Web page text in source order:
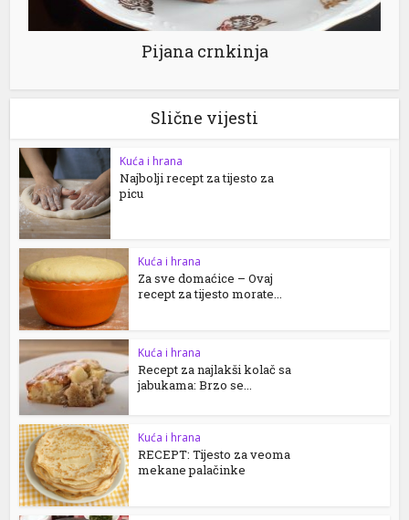
Pijana crnkinja
Slične vijesti
Kuća i hrana
Najbolji recept za tijesto za
picu
Kuća i hrana
Za sve domaćice – Ovaj
recept za tijesto morate...
Kuća i hrana
Recept za najlakši kolač sa
jabukama: Brzo se...
Kuća i hrana
RECEPT: Tijesto za veoma
mekane palačinke